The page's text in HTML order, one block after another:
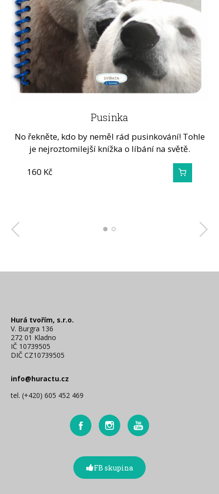
Pusinka
No řekněte, kdo by neměl rád pusinkování! Tohle
je nejroztomilejší knížka o líbání na světě.
160 Kč
Pst! Spinkáme
Každý živý tvor potřebuje odpočívat. Pst! Tady se
spinká. Ideální knížka nejen pro první čtení,…
160 Kč
Hurá tvořím, s.r.o.
V. Burgra 136
272 01 Kladno
IČ 10739505
DIČ CZ10739505
info@huractu.cz
tel. (+420) 605 452 469
FB skupina